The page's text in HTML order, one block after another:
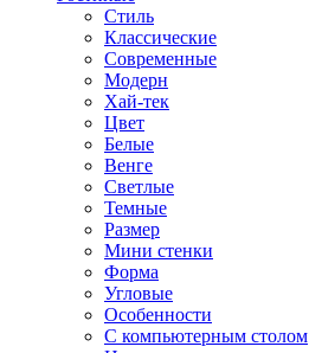
Стиль
Классические
Современные
Модерн
Хай-тек
Цвет
Белые
Венге
Светлые
Темные
Размер
Мини стенки
Форма
Угловые
Особенности
С компьютерным столом